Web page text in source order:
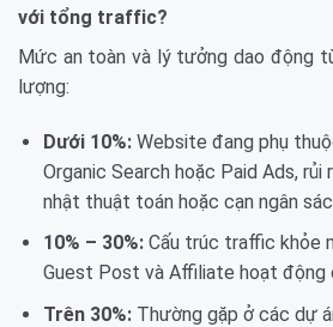
với tổng traffic?
Mức an toàn và lý tưởng dao động
lượng:
Dưới 10%:Website đang phụ
Organic Search hoặc Paid Ads, rủi
nhật thuật toán hoặc cạn ngân
10% – 30%:Cấu trúc traffic khỏe
Guest Post và Affiliate hoạt động
Trên 30%:Thường gặp ở các dự